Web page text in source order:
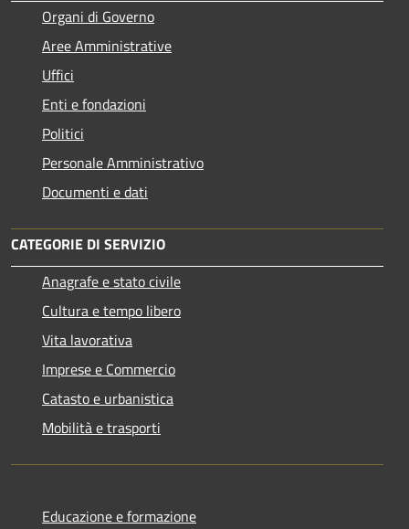
Organi di Governo
Aree Amministrative
Uffici
Enti e fondazioni
Politici
Personale Amministrativo
Documenti e dati
CATEGORIE DI SERVIZIO
Anagrafe e stato civile
Cultura e tempo libero
Vita lavorativa
Imprese e Commercio
Catasto e urbanistica
Mobilità e trasporti
Educazione e formazione